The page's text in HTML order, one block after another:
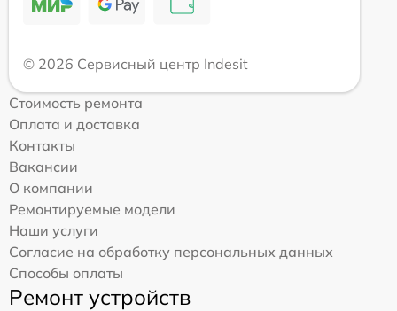
© 2026 Сервисный центр Indesit
Стоимость ремонта
Оплата и доставка
Контакты
Вакансии
О компании
Ремонтируемые модели
Наши услуги
Согласие на обработку персональных данных
Способы оплаты
Ремонт устройств